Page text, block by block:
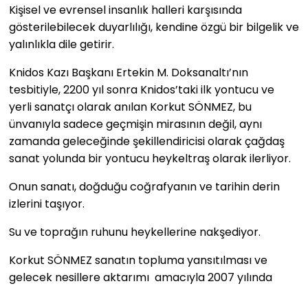
Kişisel ve evrensel insanlık halleri karşısında
gösterilebilecek duyarlılığı, kendine özgü bir bilgelik ve
yalınlıkla dile getirir.
Knidos Kazı Başkanı Ertekin M. Doksanaltı’nın
tesbitiyle, 2200 yıl sonra Knidos’taki ilk yontucu ve
yerli sanatçı olarak anılan Korkut SÖNMEZ, bu
ünvanıyla sadece geçmişin mirasının değil, aynı
zamanda geleceğinde şekillendiricisi olarak çağdaş
sanat yolunda bir yontucu heykeltraş olarak ilerliyor.
Onun sanatı, doğduğu coğrafyanın ve tarihin derin
izlerini taşıyor.
Su ve toprağın ruhunu heykellerine nakşediyor.
Korkut SÖNMEZ sanatın topluma yansıtılması ve
gelecek nesillere aktarımı amacıyla 2007 yılında